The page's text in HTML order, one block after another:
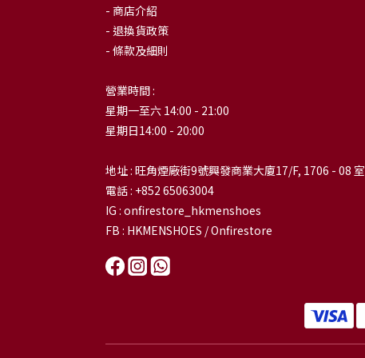
- 商店介紹
- 退換貨政策
- 條款及細則
營業時間 :
星期一至六 14:00 - 21:00
星期日14:00 - 20:00
地址 : 旺角煙廠街9號興發商業大廈17/F, 1706 - 08 室
電話 : +852 65063004
IG : onfirestore_hkmenshoes
FB : HKMENSHOES / Onfirestore